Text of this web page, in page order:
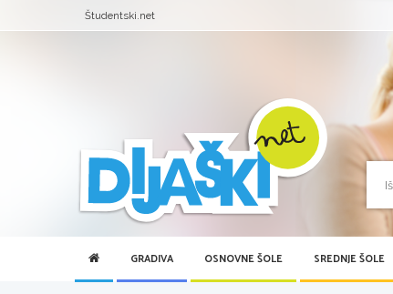
Študentski.net
GRADIVA OSNOVNE ŠOLE SREDNJE ŠOLE